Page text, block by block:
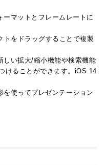
ーマットとフレームレートに
トをドラッグすることで複製
しい拡大/縮小機能や検索機能
けることができます。iOS 14
を使ってプレゼンテーション